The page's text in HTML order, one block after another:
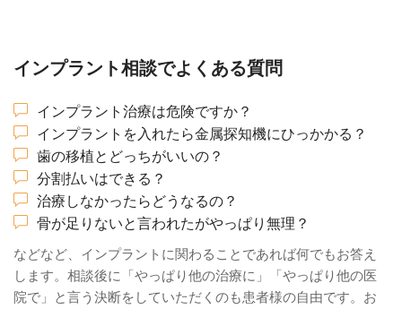
インプラント相談でよくある質問
インプラント治療は危険ですか？
インプラントを入れたら金属探知機にひっかかる？
歯の移植とどっちがいいの？
分割払いはできる？
治療しなかったらどうなるの？
骨が足りないと言われたがやっぱり無理？
などなど、インプラントに関わることであれば何でもお答え
します。相談後に「やっぱり他の治療に」「やっぱり他の医
院で」と言う決断をしていただくのも患者様の自由です。お